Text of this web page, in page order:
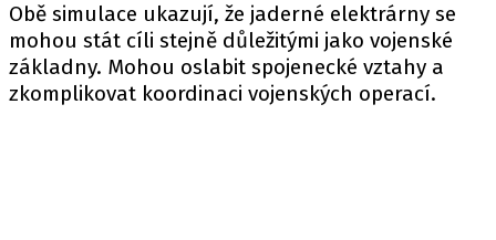
Obě simulace ukazují, že jaderné elektrárny se
mohou stát cíli stejně důležitými jako vojenské
základny. Mohou oslabit spojenecké vztahy a
zkomplikovat koordinaci vojenských operací.